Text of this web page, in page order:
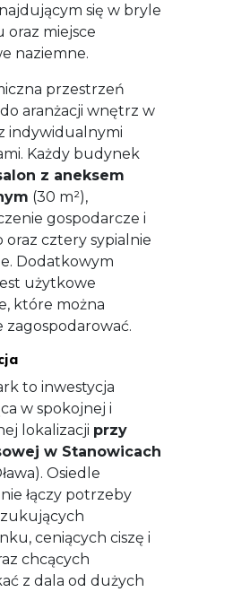
się w bryle
miejsce
naziemne.
przestrzeń
aranżacji wnętrz w
indywidualnymi
Każdy budynek
z aneksem
(30 m²),
gospodarcze i
oraz cztery sypialnie
Dodatkowym
użytkowe
które można
zagospodarować.
to inwestycja
w spokojnej i
lokalizacji przy
w Stanowicach
Osiedle
łączy potrzeby
ceniących ciszę i
chcących
z dala od dużych